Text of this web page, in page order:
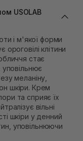
Бандери 45
15
23 (ТЦ
USOLAB
і м'якої форми
клітини
стає
уповільнює
меланіну,
шкіри. Крем
та сприяє їх
вільні
шкіри у денний
уповільнюючи